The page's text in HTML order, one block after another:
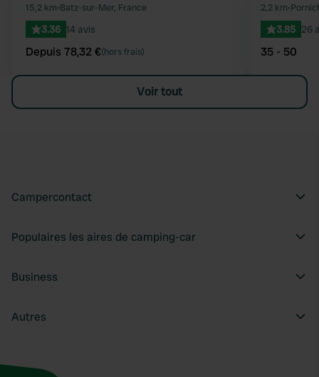
Préféré
15,2 km•Batz-sur-Mer, France
3.36 14 avis
Depuis 78,32 €(hors frais)
2,2 km•
3.85 26
35 - 50
Voir tout
Campercontact
Populaires les aires de camping-car
Business
Autres